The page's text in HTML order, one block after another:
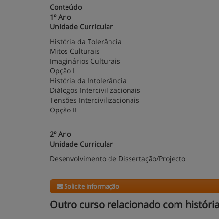
Conteúdo
1º Ano
Unidade Curricular
História da Tolerância
Mitos Culturais
Imaginários Culturais
Opção I
História da Intolerância
Diálogos Intercivilizacionais
Tensões Intercivilizacionais
Opção II
2º Ano
Unidade Curricular
Desenvolvimento de Dissertação/Projecto
Solicite informação
Outro curso relacionado com história